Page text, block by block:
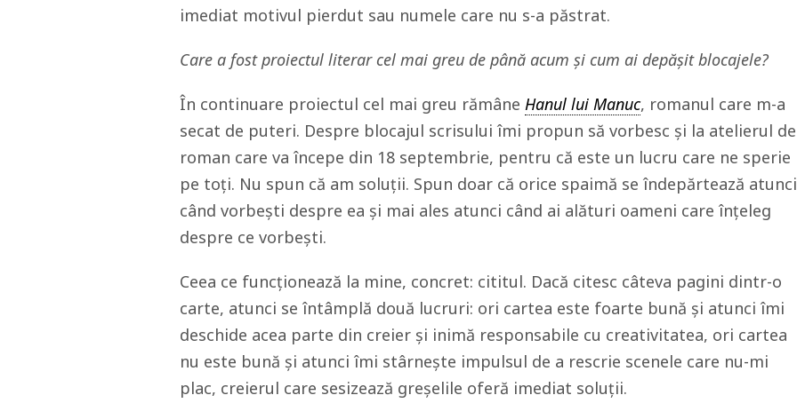
imediat motivul pierdut sau numele care nu s-a păstrat.
Care a fost proiectul literar cel mai greu de până acum și cum ai depășit blocajele?
În continuare proiectul cel mai greu rămâne Hanul lui Manuc, romanul care m-a
secat de puteri. Despre blocajul scrisului îmi propun să vorbesc și la atelierul de
roman care va începe din 18 septembrie, pentru că este un lucru care ne sperie
pe toți. Nu spun că am soluții. Spun doar că orice spaimă se îndepărtează atunci
când vorbești despre ea și mai ales atunci când ai alături oameni care înțeleg
despre ce vorbești.
Ceea ce funcționează la mine, concret: cititul. Dacă citesc câteva pagini dintr-o
carte, atunci se întâmplă două lucruri: ori cartea este foarte bună și atunci îmi
deschide acea parte din creier și inimă responsabile cu creativitatea, ori cartea
nu este bună și atunci îmi stârnește impulsul de a rescrie scenele care nu-mi
plac, creierul care sesizează greșelile oferă imediat soluții.